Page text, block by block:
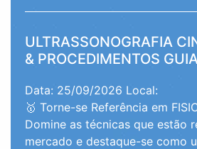
ULTRASSONOGRAFIA
& PROCEDIMENTOS
Data: 25/09/2026 Local:
🥇 Torne-se Referência em
Domine as técnicas que estão
mercado e destaque-se como